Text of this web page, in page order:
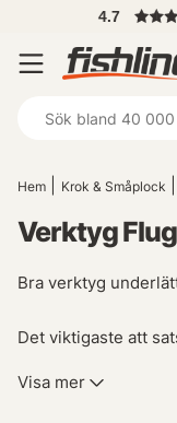
Baserat på 536 betyg
Hem Krok & Småplock
Verktyg
Bra verktyg
Det viktigaste att
flugbindning.
Visa mer